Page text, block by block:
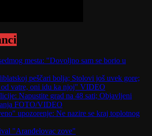
mesta: "Dovoljno sam se borio u
peščari bolja; Stolovi još uvek gore;
vatre, oni idu ka njoj" VIDEO
Napustite grad na 48 sati; Objavljeni
FOTO/VIDEO
upozorenje: Ne nazire se kraj toplotnog
"Aranđelovac zove"